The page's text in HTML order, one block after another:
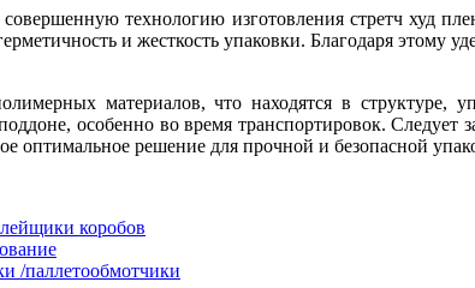
технологию изготовления стретч худ
и жесткость упаковки. Благодаря
материалов, что находятся в структуре,
особенно во время транспортировок.
оптимальное решение для прочной и безопасной
коробов
/паллетообмотчики